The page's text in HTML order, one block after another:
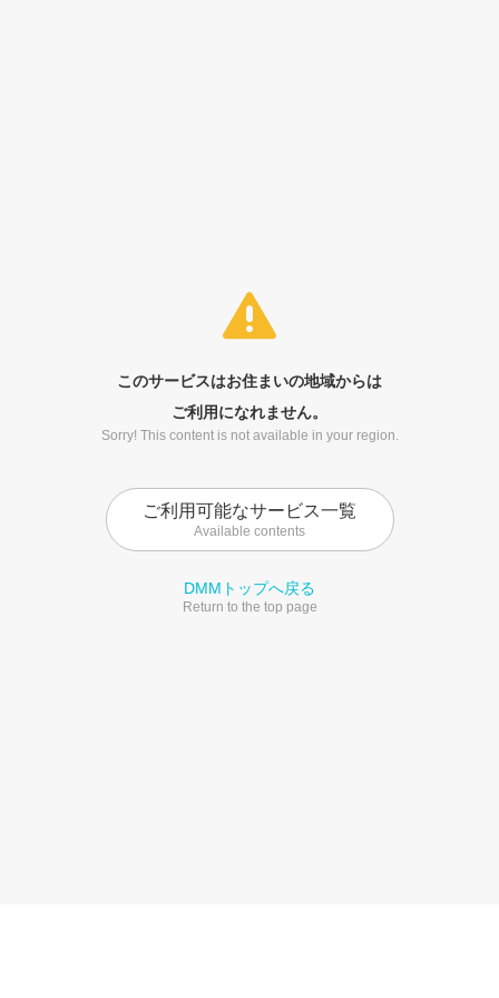
このサービスはお住まいの地域からは
ご利用になれません。
Sorry! This content is not available in your region.
ご利用可能なサービス一覧
Available contents
DMMトップへ戻る
Return to the top page